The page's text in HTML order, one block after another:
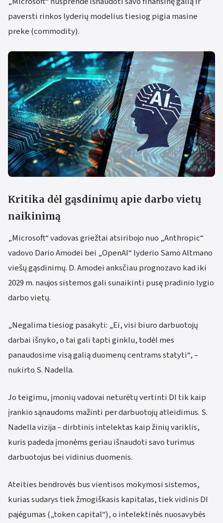
paversti rinkos lyderių modelius tiesiog pigia masine
preke (commodity).
Kritika dėl gąsdinimų apie darbo vietų
naikinimą
„Microsoft“ vadovas griežtai atsiribojo nuo „Anthropic“
vadovo Dario Amodei bei „OpenAI“ lyderio Samo Altmano
viešų gąsdinimų. D. Amodei anksčiau prognozavo kad iki
2029 m. naujos sistemos gali sunaikinti pusę pradinio lygio
darbo vietų.
„Negalima tiesiog pasakyti: „Ei, visi biuro darbuotojų
darbai išnyko, o tai gali tapti ginklu, todėl mes
panaudosime visą galią duomenų centrams statyti“, –
nukirto S. Nadella.
Jo teigimu, įmonių vadovai neturėtų vertinti DI tik kaip
įrankio sąnaudoms mažinti per darbuotojų atleidimus. S.
Nadella vizija – dirbtinis intelektas kaip žinių variklis,
kuris padeda įmonėms geriau išnaudoti savo turimus
darbuotojus bei vidinius duomenis.
Ateities bendrovės bus vientisos mokymosi sistemos,
kurias sudarys tiek žmogiškasis kapitalas, tiek vidinis DI
pajėgumas („token capital“), o intelektinės nuosavybės